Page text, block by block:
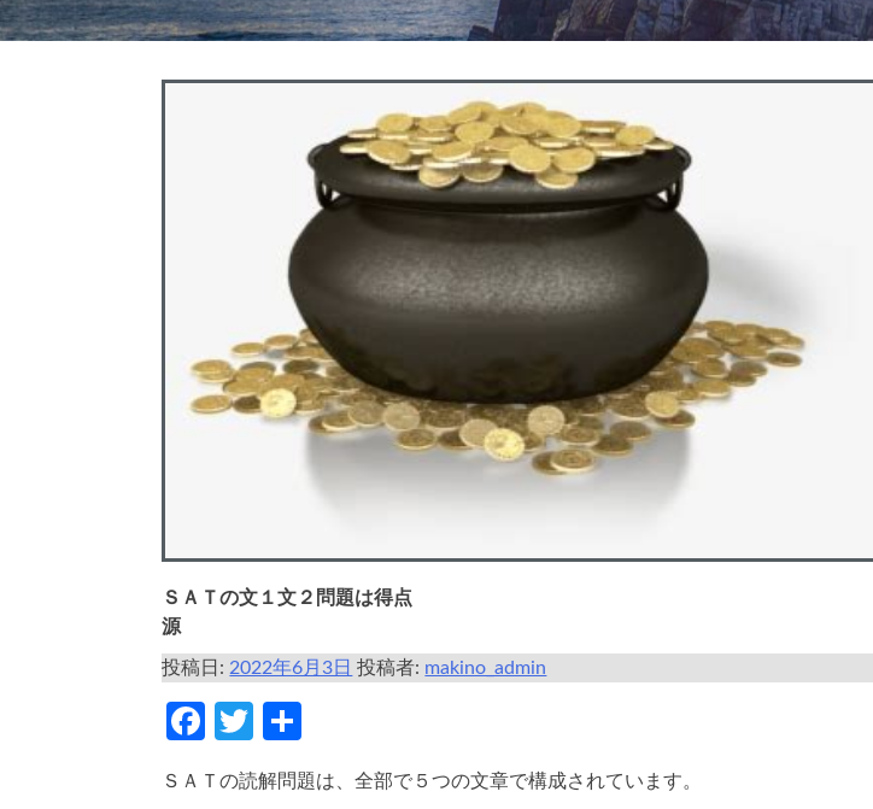
ＳＡＴの文１文２問題は得点
源
投稿日:2022年6月3日 投稿者: makino_admin
Facebook
Twitter
ＳＡＴの読解問題は、全部で５つの文章で構成されています。